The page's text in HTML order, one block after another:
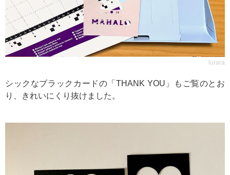
lurara
シックなブラックカードの「THANK YOU」もご覧のとお
り、きれいにくり抜けました。